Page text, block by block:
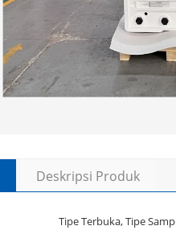
Deskripsi Produk
Tipe Terbuka, Tipe